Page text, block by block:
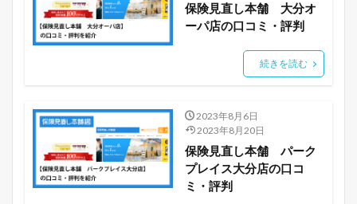
保険見直し本舗 大分オ
ーパ店の口コミ・評判
続きを読む
2023年8月6日
2023年8月20日
保険見直し本舗 パーク
プレイス大分店の口コ
ミ・評判